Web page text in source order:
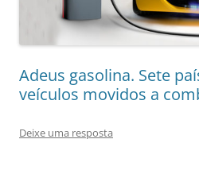
Adeus gasolina. Sete
veículos movidos a
Deixe uma resposta